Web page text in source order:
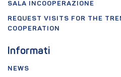
SALA INCOOPERAZIONE
REQUEST VISITS FOR THE
COOPERATION
Informati
NEWS